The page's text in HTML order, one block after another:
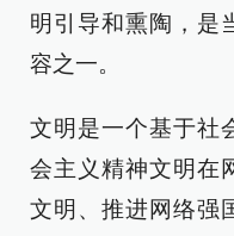
明引导和熏陶，是
容之一。
文明是一个基于社
会主义精神文明在
文明、推进网络强